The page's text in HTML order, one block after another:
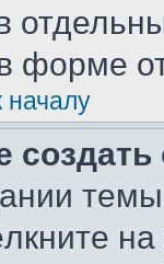
форме
началу
создать